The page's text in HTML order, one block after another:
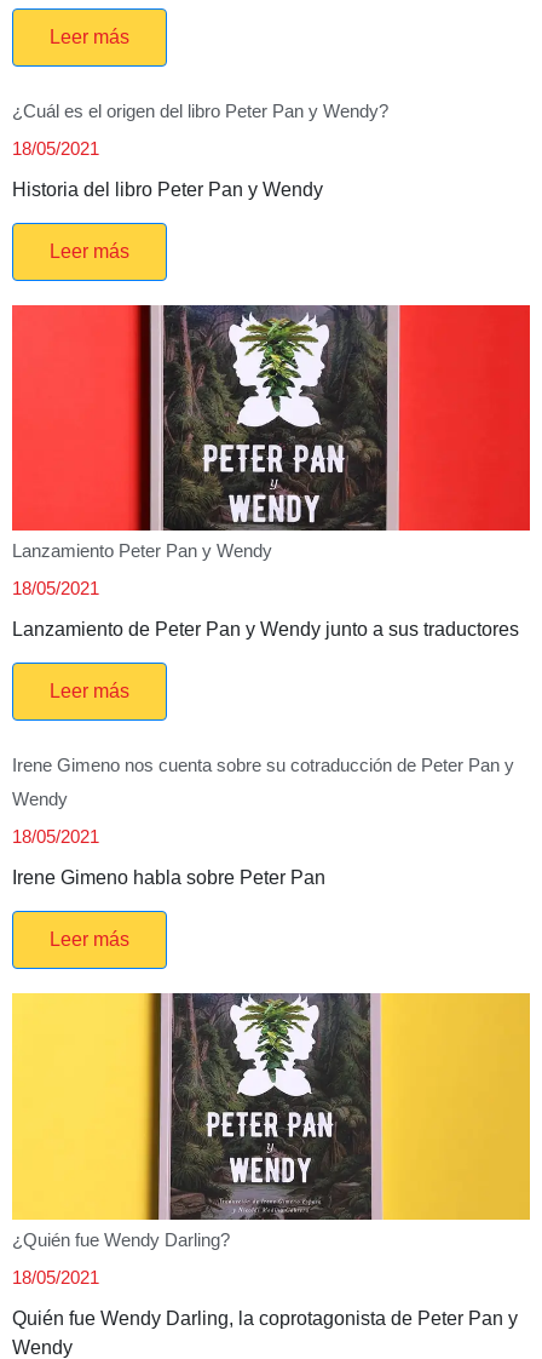
Leer más
¿Cuál es el origen del libro Peter Pan y Wendy?
18/05/2021
Historia del libro Peter Pan y Wendy
Leer más
Lanzamiento Peter Pan y Wendy
18/05/2021
Lanzamiento de Peter Pan y Wendy junto a sus traductores
Leer más
Irene Gimeno nos cuenta sobre su cotraducción de Peter Pan y
Wendy
18/05/2021
Irene Gimeno habla sobre Peter Pan
Leer más
¿Quién fue Wendy Darling?
18/05/2021
Quién fue Wendy Darling, la coprotagonista de Peter Pan y
Wendy